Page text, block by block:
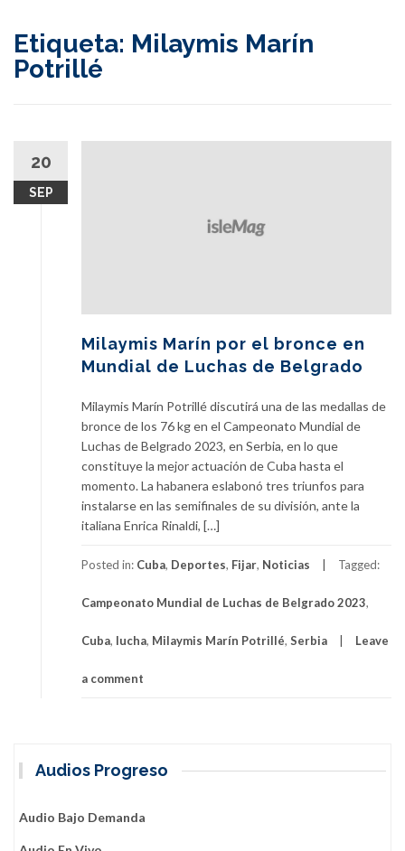
Etiqueta: Milaymis Marín
Potrillé
20
SEP
Milaymis Marín por el bronce en
Mundial de Luchas de Belgrado
Milaymis Marín Potrillé discutirá una de las medallas de
bronce de los 76 kg en el Campeonato Mundial de
Luchas de Belgrado 2023, en Serbia, en lo que
constituye la mejor actuación de Cuba hasta el
momento. La habanera eslabonó tres triunfos para
instalarse en las semifinales de su división, ante la
italiana Enrica Rinaldi, […]
Posted in: Cuba, Deportes, Fijar, Noticias Tagged:
Campeonato Mundial de Luchas de Belgrado 2023,
Cuba, lucha, Milaymis Marín Potrillé, Serbia Leave
a comment
Audios Progreso
Audio Bajo Demanda